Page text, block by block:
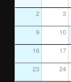
2 3
9 10
16 17
23 24